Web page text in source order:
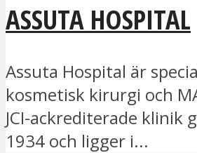
ASSUTA HOSPITAL
Assuta Hospital är
kosmetisk kirurgi och
JCI-ackrediterade klinik
1934 och ligger i...